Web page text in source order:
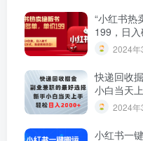
“小红书热
199，日
目！”2024年
快递回收
小白当天
2024年
小红书一